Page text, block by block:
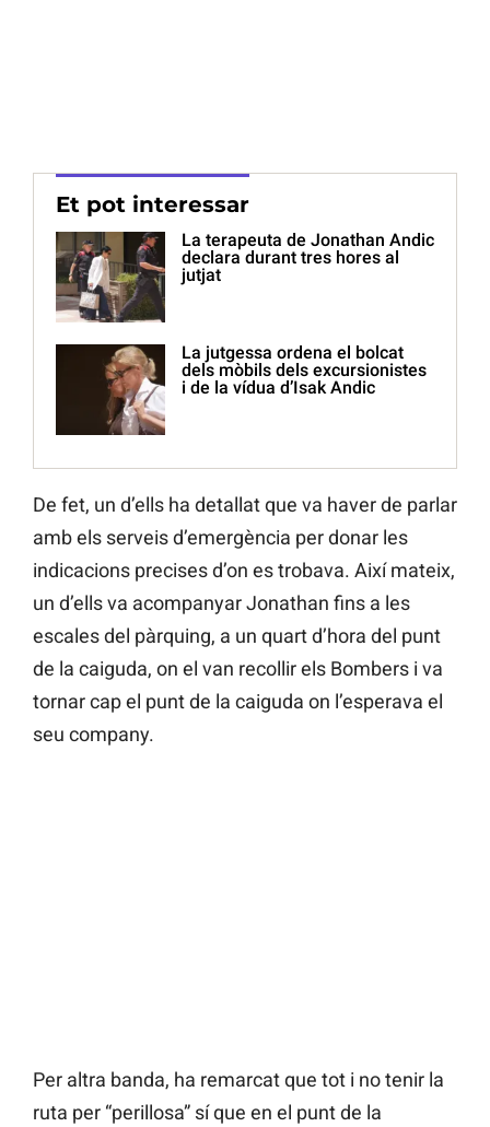
Et pot interessar
La terapeuta de Jonathan Andic
declara durant tres hores al
jutjat
La jutgessa ordena el bolcat
dels mòbils dels excursionistes
i de la vídua d’Isak Andic
De fet, un d’ells ha detallat que va haver de parlar
amb els serveis d’emergència per donar les
indicacions precises d’on es trobava. Així mateix,
un d’ells va acompanyar Jonathan fins a les
escales del pàrquing, a un quart d’hora del punt
de la caiguda, on el van recollir els Bombers i va
tornar cap el punt de la caiguda on l’esperava el
seu company.
Per altra banda, ha remarcat que tot i no tenir la
ruta per “perillosa” sí que en el punt de la